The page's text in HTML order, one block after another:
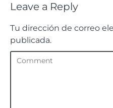
Leave a Reply
Tu dirección de correo
publicada.